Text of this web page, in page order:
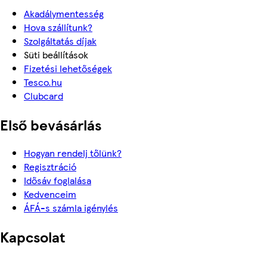
Akadálymentesség
Hova szállítunk?
Szolgáltatás díjak
Süti beállítások
Fizetési lehetőségek
Tesco.hu
Clubcard
Első bevásárlás
Hogyan rendelj tőlünk?
Regisztráció
Idősáv foglalása
Kedvenceim
ÁFÁ-s számla igénylés
Kapcsolat